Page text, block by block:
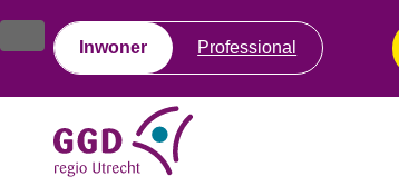
naar
de
naar
de
navigatie
Inwoner Professional